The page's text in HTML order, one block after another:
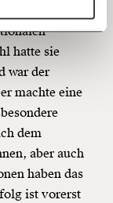
€
Du
hatte sie
war der
machte eine
dem
aber auch
haben das
ist vorerst